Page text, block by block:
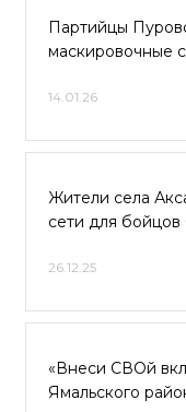
Партийцы
маскировочные
14.01.26
Жители села
сети для
26.12.25
«Внеси СВОй
Ямальского